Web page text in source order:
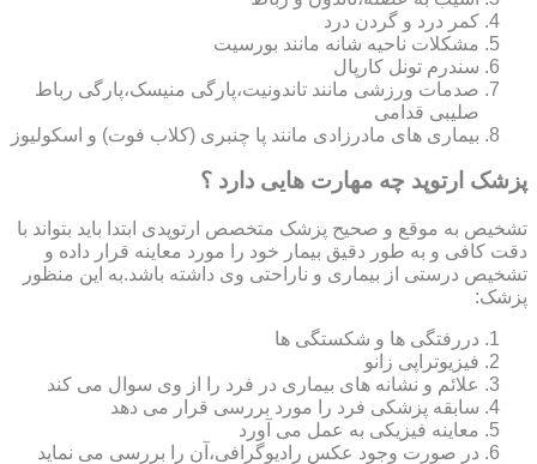
کمر درد و گردن درد
مشکلات ناحیه شانه مانند بورسیت
سندرم تونل کارپال
صدمات ورزشی مانند تاندونیت،پارگی منیسک،پارگی رباط
صلیبی قدامی
بیماری های مادرزادی مانند پا چنبری (کلاب فوت) و اسکولیوز
پزشک ارتوپد چه مهارت هایی دارد ؟
تشخیص به موقع و صحیح پزشک متخصص ارتوپدی ابتدا باید بتواند با
دقت کافی و به طور دقیق بیمار خود را مورد معاینه قرار داده و
تشخیص درستی از بیماری و ناراحتی وی داشته باشد.به این منظور
پزشک:
دررفتگی ها و شکستگی ها
فیزیوتراپی زانو
علائم و نشانه های بیماری در فرد را از وی سوال می کند
سابقه پزشکی فرد را مورد بررسی قرار می دهد
معاینه فیزیکی به عمل می آورد
در صورت وجود عکس رادیوگرافی،آن را بررسی می‎ نماید